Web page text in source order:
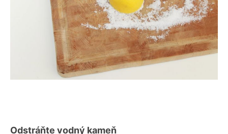
Odstráňte vodný kameň